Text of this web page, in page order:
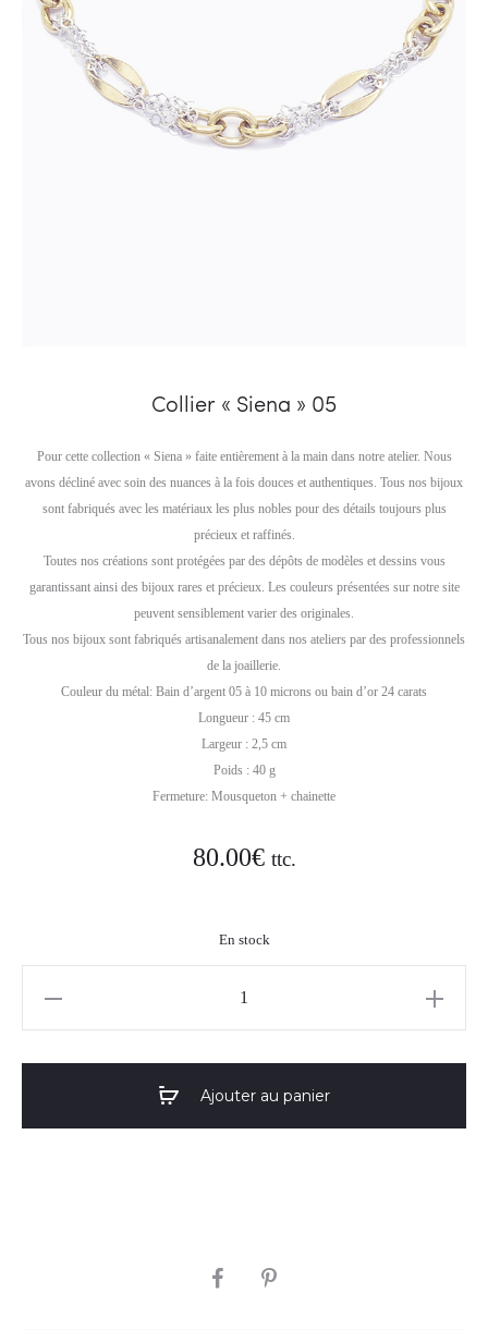
Collier « Siena » 05
Pour cette collection « Siena » faite entièrement à la main dans notre atelier. Nous
avons décliné avec soin des nuances à la fois douces et authentiques. Tous nos bijoux
sont fabriqués avec les matériaux les plus nobles pour des détails toujours plus
précieux et raffinés.
Toutes nos créations sont protégées par des dépôts de modèles et dessins vous
garantissant ainsi des bijoux rares et précieux. Les couleurs présentées sur notre site
peuvent sensiblement varier des originales.
Tous nos bijoux sont fabriqués artisanalement dans nos ateliers par des professionnels
de la joaillerie.
Couleur du métal: Bain d’argent 05 à 10 microns ou bain d’or 24 carats
Longueur : 45 cm
Largeur : 2,5 cm
Poids : 40 g
Fermeture: Mousqueton + chainette
80.00€ ttc.
En stock
Ajouter au panier
SHARE